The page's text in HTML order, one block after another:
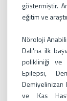
göstermiştir.
eğitim ve
Nöroloji
Dalı'na ilk
polikliniği ve
Epilepsi,
Demiyelinizan
ve Kas